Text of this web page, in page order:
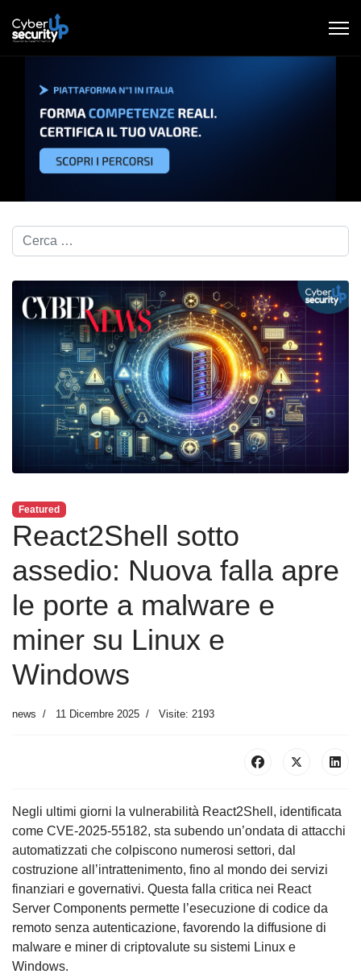
Cerca nel blog...
Featured
React2Shell sotto
assedio: Nuova falla apre
le porte a malware e
miner su Linux e
Windows
news 11 Dicembre 2025 Visite: 2193
Negli ultimi giorni la vulnerabilità React2Shell, identificata
come CVE-2025-55182, sta subendo un’ondata di attacchi
automatizzati che colpiscono numerosi settori, dal
costruzione all’intrattenimento, fino al mondo dei servizi
finanziari e governativi. Questa falla critica nei React
Server Components permette l’esecuzione di codice da
remoto senza autenticazione, favorendo la diffusione di
malware e miner di criptovalute su sistemi Linux e
Windows.